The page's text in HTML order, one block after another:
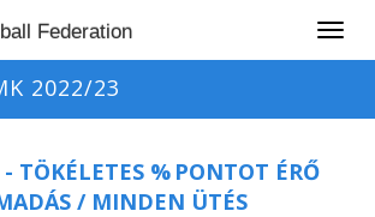
Federation
2022/23
TÖKÉLETES % PONTOT ÉRŐ
/ MINDEN ÜTÉS